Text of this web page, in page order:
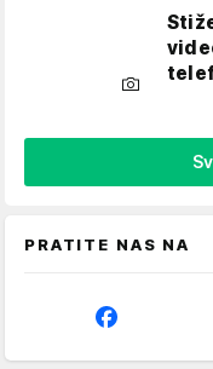
PRATITE NAS NA